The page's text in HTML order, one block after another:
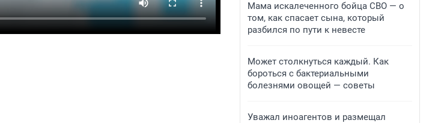
Мама искалеченного бойца СВО — о
том, как спасает сына, который
разбился по пути к невесте
Может столкнуться каждый. Как
бороться с бактериальными
болезнями овощей — советы
Уважал иноагентов и размещал